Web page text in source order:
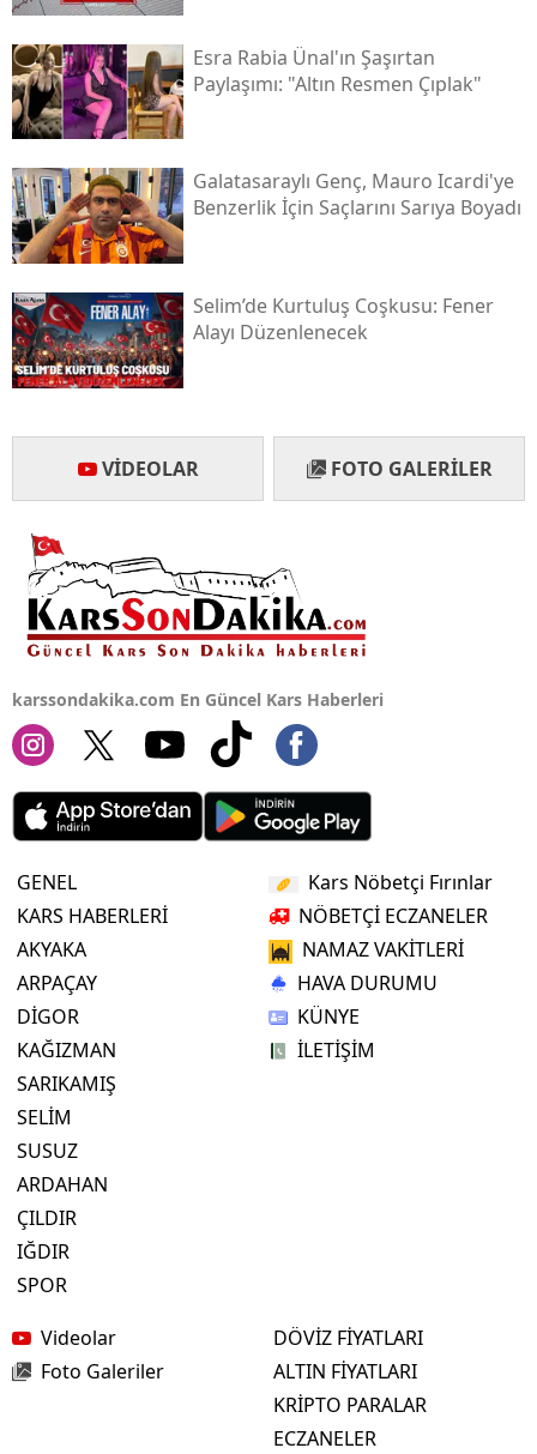
Karaman
Batman
Karabük
Esra Rabia Ünal'ın Şaşırtan
Paylaşımı: "altın Resmen Çıplak"
Galatasaraylı Genç, Mauro Icardi'ye
Benzerlik İçin Saçlarını Sarıya Boyadı
Selim’de Kurtuluş Coşkusu: Fener
Alayı Düzenlenecek
VIDEOLAR FOTO GALERILER
karssondakika.com En Güncel Kars Haberleri
GENEL
KARS HABERLERİ
AKYAKA
ARPAÇAY
DİGOR
KAĞIZMAN
SARIKAMIŞ
SELİM
SUSUZ
ARDAHAN
ÇILDIR
IĞDIR
SPOR
Kars Nöbetçi Fırınlar
NÖBETÇİ ECZANELER
NAMAZ VAKİTLERİ
HAVA DURUMU
KÜNYE
İLETİŞİM
Videolar
Foto Galeriler
DÖVİZ FİYATLARI
ALTIN FİYATLARI
KRİPTO PARALAR
ECZANELER